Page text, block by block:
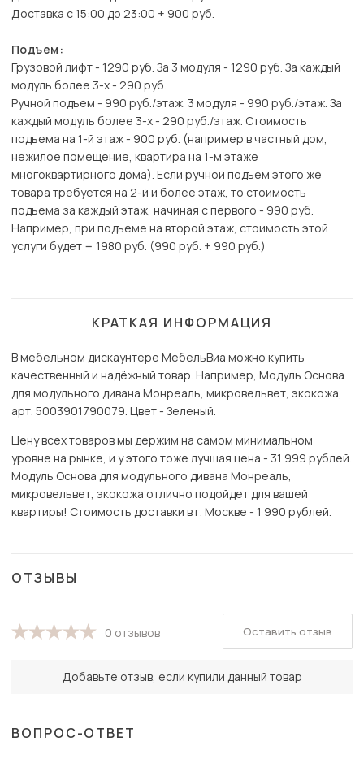
Доставка с 15:00 до 23:00 + 900 руб.
Подъем:
Грузовой лифт - 1290 руб. За 3 модуля - 1290 руб. За каждый
модуль более 3-х - 290 руб.
Ручной подъем - 990 руб./этаж. 3 модуля - 990 руб./этаж. За
каждый модуль более 3-х - 290 руб./этаж. Стоимость
подъема на 1-й этаж - 900 руб. (например в частный дом,
нежилое помещение, квартира на 1-м этаже
многоквартирного дома). Если ручной подъем этого же
товара требуется на 2-й и более этаж, то стоимость
подъема за каждый этаж, начиная с первого - 990 руб.
Например, при подъеме на второй этаж, стоимость этой
услуги будет = 1980 руб. (990 руб. + 990 руб.)
КРАТКАЯ ИНФОРМАЦИЯ
В мебельном дискаунтере МебельВиа можно купить
качественный и надёжный товар. Например, Модуль Основа
для модульного дивана Монреаль, микровельвет, экокожа,
арт. 5003901790079. Цвет - Зеленый.
Цену всех товаров мы держим на самом минимальном
уровне на рынке, и у этого тоже лучшая цена - 31 999 рублей.
Модуль Основа для модульного дивана Монреаль,
микровельвет, экокожа отлично подойдет для вашей
квартиры! Стоимость доставки в г. Москве - 1 990 рублей.
ОТЗЫВЫ
0 отзывов
Добавьте отзыв, если купили данный товар
Оставить отзыв
ВОПРОС-ОТВЕТ